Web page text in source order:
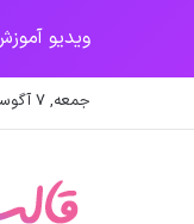
ویدیو
جمعه, 7 آگوست 2026